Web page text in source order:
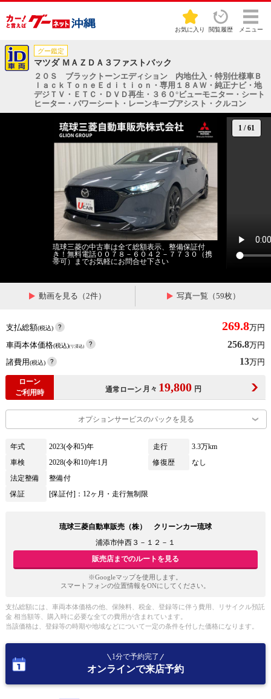
お気に入り 閲覧履歴 メニュー
グー鑑定
マツダ ＭＡＺＤＡ３ファストバック
２０Ｓ ブラックトーンエディション 内地仕入・特別仕様車Ｂ
ｌａｃｋＴｏｎｅＥｄｉｔｉｏｎ・専用１８ＡＷ・純正ナビ・地
デジＴＶ・ＥＴＣ・ＤＶＤ再生・３６０°ビューモニター・シート
ヒーター・パワーシート・レーンキープアシスト・クルコン
1 /61
琉球三菱の中古車は全て総額表示、整備保証付
き！無料電話００７８－６０４２－７７３０（携
帯可）までお気軽にお問合せ下さい
動画を見る（2件） 写真一覧（59枚）
支払総額(税込) 269.8万円
車両本体価格(税込)(リ済込) 256.8万円
諸費用(税込) 13万円
ローン
ご利用時
通常ローン 月々 19,800 円
オプションサービスのパックを見る
年式 2023(令和5)年 走行
3.3万km
車検
2028(令和10)年1月 修復歴
なし
法定整備
整備付
保証
[保証付]：12ヶ月・走行無制限
琉球三菱自動車販売（株） クリーンカー琉球
浦添市仲西３－１２－１
販売店までのルートを見る
※Googleマップを使用します。
スマートフォンの位置情報をONにしてください。
支払総額には、車両本体価格の他、保険料、税金、登録等に伴う費用、リサイクル預託
金 相当額等、購入時に必要な全ての費用が含まれています。
当該価格は、登録等の時期や地域などについて一定の条件を付した価格になります。
1分で予約完了
オンラインで来店予約